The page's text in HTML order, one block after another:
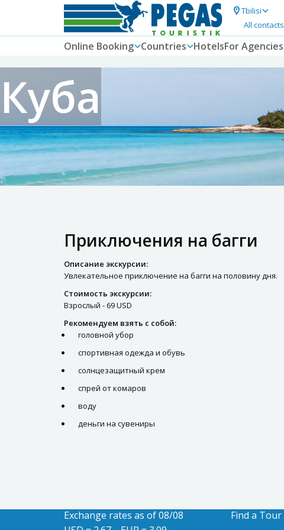
Tbilisi
All contacts
Online Booking Countries HotelsFor Agencies
Куба
Приключения на багги
Описание экскурсии:
Увлекательное приключение на багги на половину дня.
Стоимость экскурсии:
Взрослый - 69 USD
Рекомендуем взять с собой:
головной убор
спортивная одежда и обувь
солнцезащитный крем
спрей от комаров
воду
деньги на сувениры
Exchange rates as of 08/08
Find a Tour